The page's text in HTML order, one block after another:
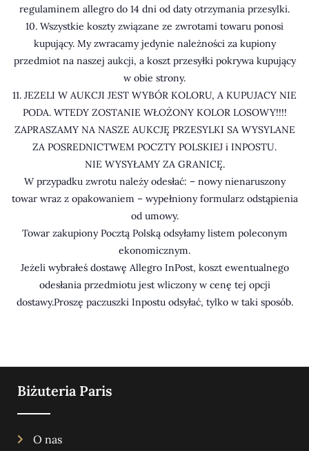
regulaminem allegro do 14 dni od daty otrzymania przesylki.
10. Wszystkie koszty związane ze zwrotami towaru ponosi
kupujący. My zwracamy jedynie należności za kupiony
przedmiot na naszej aukcji, a koszt przesyłki pokrywa kupujący
w obie strony.
11. JEZELI W AUKCJI JEST WYBÓR KOLORU, A KUPUJACY NIE
PODA. WTEDY ZOSTANIE WŁOŻONY KOLOR LOSOWY!!!!
ZAPRASZAMY NA NASZE AUKCJĘ PRZESYLKI SA WYSYLANE
ZA POSREDNICTWEM POCZTY POLSKIEJ i INPOSTU.
NIE WYSYŁAMY ZA GRANICĘ.
W przypadku zwrotu należy odesłać: – nowy nienaruszony
towar wraz z opakowaniem – wypełniony formularz odstąpienia
od umowy.
Towar zakupiony Pocztą Polską odsyłamy listem poleconym
ekonomicznym.
Jeżeli wybrałeś dostawę Allegro InPost, koszt ewentualnego
odesłania przedmiotu jest wliczony w cenę tej opcji
dostawy.Proszę paczuszki Inpostu odsyłać, tylko w taki sposób.
Biżuteria Paris
O nas